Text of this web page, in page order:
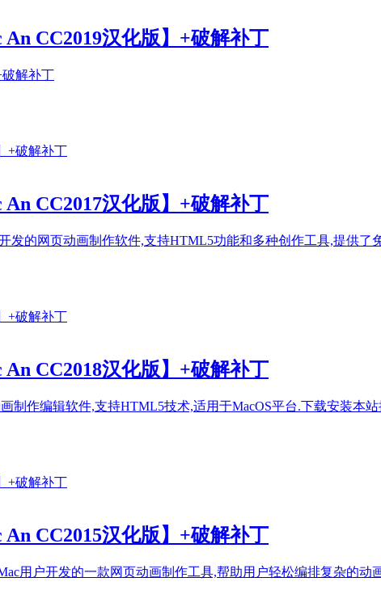
CC2019汉化版】+破解补丁
破解补丁
CC2017汉化版】+破解补丁
发的网页动画制作软件,支持HTML5功能和多种创作工具,提供
CC2018汉化版】+破解补丁
制作编辑软件,支持HTML5技术,适用于MacOS平台.下载安装本
CC2015汉化版】+破解补丁
用户开发的一款网页动画制作工具,帮助用户轻松编排复杂的动